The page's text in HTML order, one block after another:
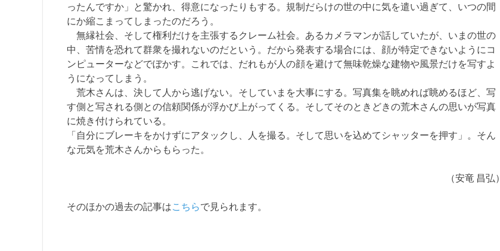
ったんですか」と驚かれ、得意になったりもする。規制だらけの世の中に気を遣い過ぎて、いつの間
にか縮こまってしまったのだろう。
無縁社会、そして権利だけを主張するクレーム社会。あるカメラマンが話していたが、いまの世の
中、苦情を恐れて群衆を撮れないのだという。だから発表する場合には、顔が特定できないようにコ
ンピューターなどでぼかす。これでは、だれもが人の顔を避けて無味乾燥な建物や風景だけを写すよ
うになってしまう。
荒木さんは、決して人から逃げない。そしていまを大事にする。写真集を眺めれば眺めるほど、写
す側と写される側との信頼関係が浮かび上がってくる。そしてそのときどきの荒木さんの思いが写真
に焼き付けられている。
「自分にブレーキをかけずにアタックし、人を撮る。そして思いを込めてシャッターを押す」。そん
な元気を荒木さんからもらった。
（安竜 昌弘）
そのほかの過去の記事はこちらで見られます。